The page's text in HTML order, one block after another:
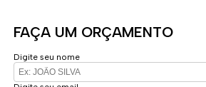
FAÇA UM ORÇAMENTO
Digite seu nome